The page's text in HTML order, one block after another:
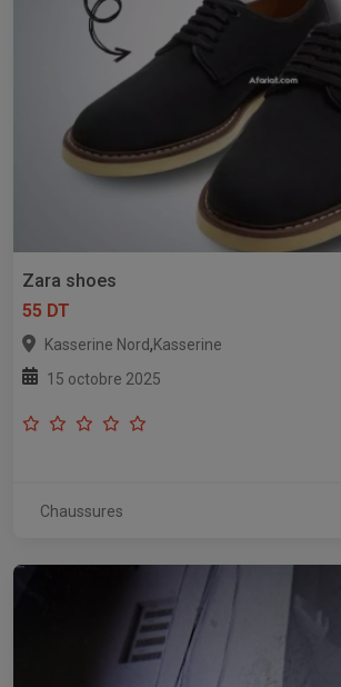
Zara shoes
55 DT
Kasserine Nord,Kasserine
15 octobre 2025
Chaussures